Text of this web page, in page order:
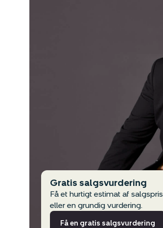
Gratis salgsvurdering
Få et hurtigt estimat af salgspris
eller en grundig vurdering.
Få en gratis salgsvurdering